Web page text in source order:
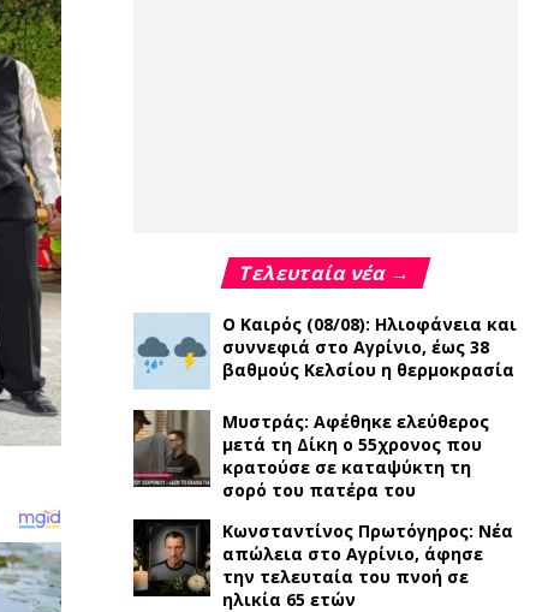
Τελευταία νέα →
Ο Καιρός (08/08): Ηλιοφάνεια και
συννεφιά στο Αγρίνιο, έως 38
βαθμούς Κελσίου η θερμοκρασία
Μυστράς: Αφέθηκε ελεύθερος
μετά τη Δίκη ο 55χρονος που
κρατούσε σε καταψύκτη τη
σορό του πατέρα του
Κωνσταντίνος Πρωτόγηρος: Νέα
απώλεια στο Αγρίνιο, άφησε
την τελευταία του πνοή σε
ηλικία 65 ετών